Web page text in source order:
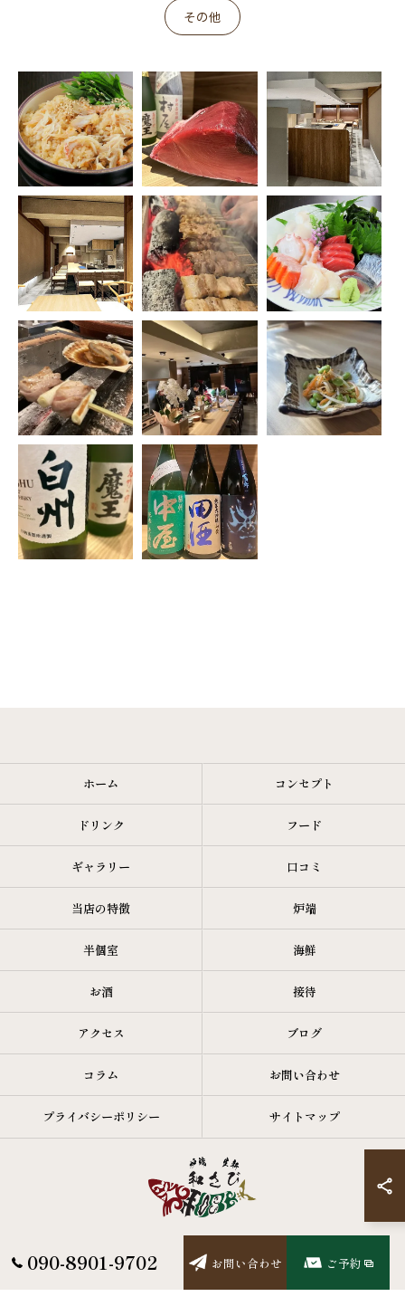
その他
090-8901-9702 お問い合わせ ご予約
ホーム コンセプト
ドリンク フード
ギャラリー 口コミ
当店の特徴 炉端
半個室 海鮮
お酒 接待
アクセス ブログ
コラム お問い合わせ
プライバシーポリシー サイトマップ
© 2026 北海道札幌市の居酒屋なら炉端・生新 和さび ALL RIGHTS RESERVED.